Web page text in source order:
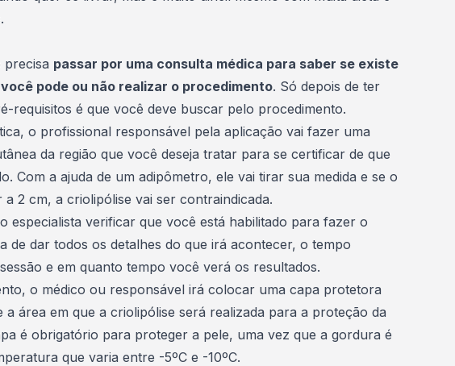
precisa passar por uma consulta médica para saber se existe
pode ou não realizar o procedimento. Só depois de ter
requisitos é que você deve buscar pelo procedimento.
o profissional responsável pela aplicação vai fazer uma
da região que você deseja tratar para se certificar de que
Com a ajuda de um adipômetro, ele vai tirar sua medida e se o
2 cm, a criolipólise vai ser contraindicada.
especialista verificar que você está habilitado para fazer o
de dar todos os detalhes do que irá acontecer, o tempo
e em quanto tempo você verá os resultados.
o médico ou responsável irá colocar uma capa protetora
a área em que a criolipólise será realizada para a proteção da
é obrigatório para proteger a pele, uma vez que a gordura é
que varia entre -5ºC e -10ºC.